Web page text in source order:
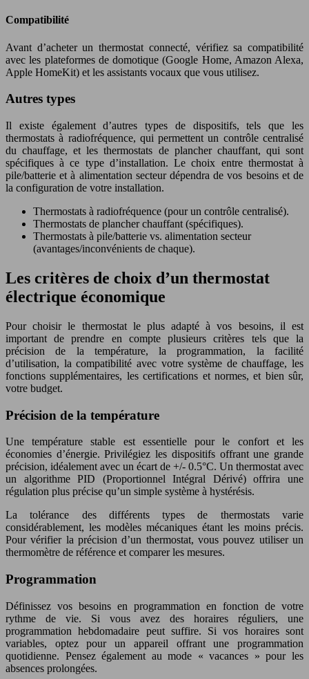
Compatibilité
Avant d’acheter un thermostat connecté, vérifiez sa compatibilité
avec les plateformes de domotique (Google Home, Amazon Alexa,
Apple HomeKit) et les assistants vocaux que vous utilisez.
Autres types
Il existe également d’autres types de dispositifs, tels que les
thermostats à radiofréquence, qui permettent un contrôle centralisé
du chauffage, et les thermostats de plancher chauffant, qui sont
spécifiques à ce type d’installation. Le choix entre thermostat à
pile/batterie et à alimentation secteur dépendra de vos besoins et de
la configuration de votre installation.
Thermostats à radiofréquence (pour un contrôle centralisé).
Thermostats de plancher chauffant (spécifiques).
Thermostats à pile/batterie vs. alimentation secteur
(avantages/inconvénients de chaque).
Les critères de choix d’un thermostat
électrique économique
Pour choisir le thermostat le plus adapté à vos besoins, il est
important de prendre en compte plusieurs critères tels que la
précision de la température, la programmation, la facilité
d’utilisation, la compatibilité avec votre système de chauffage, les
fonctions supplémentaires, les certifications et normes, et bien sûr,
votre budget.
Précision de la température
Une température stable est essentielle pour le confort et les
économies d’énergie. Privilégiez les dispositifs offrant une grande
précision, idéalement avec un écart de +/- 0.5°C. Un thermostat avec
un algorithme PID (Proportionnel Intégral Dérivé) offrira une
régulation plus précise qu’un simple système à hystérésis.
La tolérance des différents types de thermostats varie
considérablement, les modèles mécaniques étant les moins précis.
Pour vérifier la précision d’un thermostat, vous pouvez utiliser un
thermomètre de référence et comparer les mesures.
Programmation
Définissez vos besoins en programmation en fonction de votre
rythme de vie. Si vous avez des horaires réguliers, une
programmation hebdomadaire peut suffire. Si vos horaires sont
variables, optez pour un appareil offrant une programmation
quotidienne. Pensez également au mode « vacances » pour les
absences prolongées.